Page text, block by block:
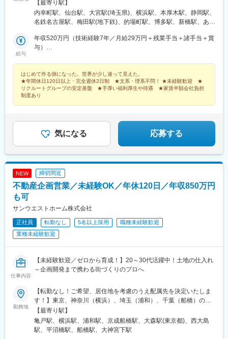
岡県)、五条駅(京都市営)、虎ノ門駅、戸田公園駅、戸田駅(埼玉
県)、元町・中華街駅、元町駅(兵庫県)、県庁通り駅、研究学園
駅、熊谷駅、空港第２ビル駅(鉄道)、苦竹駅、九段下駅、銀座駅、
本駅(神奈川県)、京成八幡駅、京成津田沼駅、京成千葉駅、京急川
崎駅、宮城野原駅、京成成田駅、宮原駅、久喜駅、久屋大通駅、
刈谷駅、茅場町駅、茅ケ崎駅、貝塚駅(福岡県)、海老名駅(相模
線)、海浜幕張駅、花畑町駅、卸町駅(宮城県)、岡山駅、横川駅(広
島県)、越谷レイクタウン駅、永田町駅、栄駅(岡山県)、浦和駅、
浦安駅(千葉県)、稲毛駅、稲荷町駅(東京都)、伊丹駅(阪急線)、愛
甲石田駅、阿波座駅、みなとみらい駅、ひたち野うしく駅、なん
ＹＲＰ野比駅、浜松駅、新宿駅(東京メトロ)、新高島駅、大須観音
駅、大阪梅田駅(阪急線)、三宮駅(神戸新交通)、麻布十番駅、西鉄
平尾駅、越中島駅、九州鉄道記念館駅、山陽明石駅、近鉄名古屋
都)、代官山駅、山陽姫路駅、渡辺橋駅、水道橋駅、東比恵駅、西
４丁目駅、大阪天満宮駅、石上駅、末広町駅(東京都)、大阪梅田駅
(阪神線)、二重橋前駅、三田駅(東京都)、扇町駅(大阪府)、新中野
駅、櫛田神社前駅、古市駅(広島県)、神保町駅、東池袋駅、中央区
四条大宮駅、両国駅、倉敷市駅、京成船橋駅、馬喰町駅、八丁畷
駅、さくら夙川駅、狸小路駅、熊本城・市役所前駅、新日本橋
駅、西代駅、鹿島田駅、札幌駅、新宿三丁目駅、新芝浦駅、京急
稲田駅、猿猴橋町駅、桂川駅(京都府)、北四番丁駅、新御茶ノ水
駅、旧居留地・大丸前駅、城下駅(岡山県)、七ツ屋駅、北１２条
駅、岡山駅前駅、横川一丁目駅、赤坂見附駅、京成稲毛駅、西長
堀駅、大阪難波駅、米野駅、新浜松駅、高島町駅、三宮駅(神戸市
営)、なにわ橋駅、渡辺通駅、駅前駅、東日本橋駅、中之島駅、京
橋駅(東京都)、立町駅、馬車道駅、霞ケ関駅(東京都)、本郷三丁目
駅、白金高輪駅、中崎町駅、天神南駅、近鉄日本橋駅、市役所前
駅(広島県)、香春口三萩野駅、大森海岸駅、五反田駅、大阪城公園
京・埼玉・神奈川・千葉・茨城・栃木・群馬 ■北信越エリア／長
野・山梨・福井 ■東海エリア／静岡・愛知・三重・岐阜 ■関西エリ
岡山・山口・香川 ■九州エリア／福岡・長崎・熊本・佐賀・大
分・宮崎・鹿児島 ※転勤の可能性あり※受動喫煙対策：原則あり
【最寄り駅】
内幸町駅、仙台駅、大宮駅(埼玉県)、横浜駅、本厚木駅、静岡駅、
名鉄名古屋駅、梅田駅(地下鉄)、的場町駅、博多駅、新橋駅、あお
線)、稲荷町駅(広島県)、虎ノ門駅、仙台駅(地下鉄)、反町駅、日吉
町駅、名古屋駅、大阪梅田駅(阪急線)、猿猴橋町駅
給与
年収520万円（技術経験7年／月給29万円＋残業手当＋諸手当＋賞
与）
与）
はじめて作る側になった。世界が少し違って見えた。
★年間休日120日以上・完全週休2日制 ★文系・理系不問！ ★未経験歓迎 ★
リクルートグループの安定基盤 ★手厚い福利厚生や待遇 ★家賃半額会社負担
制度あり
気になる 応募する
NEW 締切間近
不動産企画営業／未経験OK／年休120日／年収850万円
も可
サンウエストホーム株式会社
正社員 転勤なし 5名以上採用
職種未経験歓迎
業種未経験歓迎
仕事内容
【未経験歓迎／ゼロから育成！】20～30代活躍中！土地の仕入れ
～企画開発まで携わる街づくりのプロへ
勤務地
【転勤なし！ご希望、居住地を考慮のうえ配属先を決定いたしま
す！】東京、神奈川（横浜）、埼玉（浦和）、千葉（船橋）の拠
点いずれかに、希望を考慮し配属します。◆本社東京都江東区亀
戸1丁目39番5号 サンウエストホームビル6階＜アクセス＞JR東日
本「亀戸駅」より徒歩3分◆横浜店神奈川県横浜市西区北幸2丁目
【最寄り駅】
亀戸駅、横浜駅、浦和駅、京成船橋駅、大森駅(東京都)、西大島
駅、平沼橋駅、船橋駅、大神宮下駅